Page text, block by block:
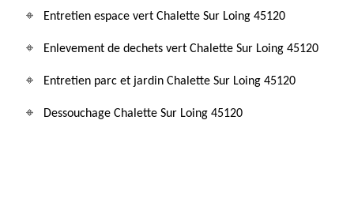
Entretien espace vert Chalette Sur Loing 45120
Enlevement de dechets vert Chalette Sur Loing 45120
Entretien parc et jardin Chalette Sur Loing 45120
Dessouchage Chalette Sur Loing 45120